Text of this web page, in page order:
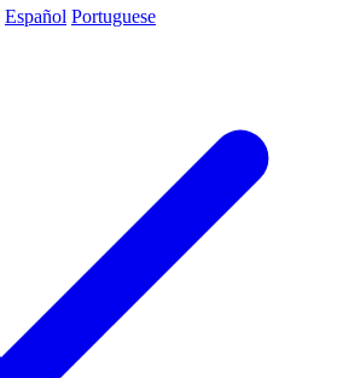
Español Portuguese